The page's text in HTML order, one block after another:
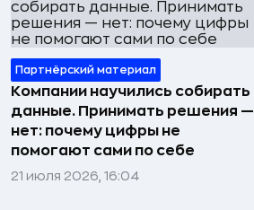
Партнёрский материал
Компании научились собирать
данные. Принимать решения —
нет: почему цифры не
помогают сами по себе
21 июля 2026, 16:04